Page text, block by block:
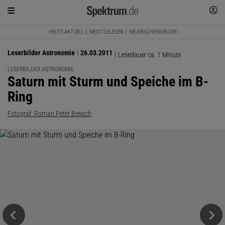
HEUTE AKTUELL MEISTGELESEN NEUERSCHEINUNGEN
Leserbilder Astronomie 26.03.2011 Lesedauer ca. 1 Minute
LESERBILDER ASTRONOMIE
:
Saturn mit Sturm und Speiche im B-
Ring
Fotograf: Roman Peter Breisch